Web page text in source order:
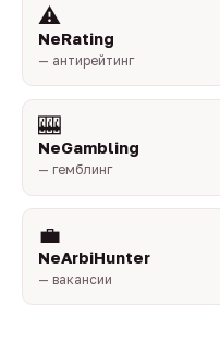
⚠️
NeRating
— антирейтинг
🎰
NeGambling
— гемблинг
💼
NeArbiHunter
— вакансии